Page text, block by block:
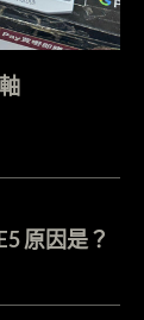
原因是？